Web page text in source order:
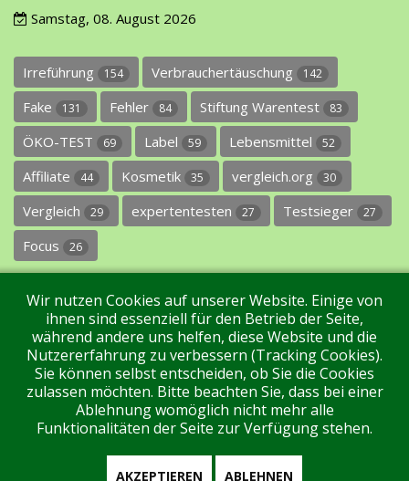
Samstag, 08. August 2026
Irreführung 154 Verbrauchertäuschung 142
Fake 131 Fehler 84 Stiftung Warentest 83
ÖKO-TEST 69 Label 59 Lebensmittel 52
Affiliate 44 Kosmetik 35 vergleich.org 30
Vergleich 29 expertentesten 27 Testsieger 27
Focus 26
Impressum Datenschutz Über uns Kontakt
Tags Unterstützen Sie uns! Login
Wir nutzen Cookies auf unserer Website. Einige von
ihnen sind essenziell für den Betrieb der Seite,
während andere uns helfen, diese Website und die
Nutzererfahrung zu verbessern (Tracking Cookies).
Sie können selbst entscheiden, ob Sie die Cookies
zulassen möchten. Bitte beachten Sie, dass bei einer
Ablehnung womöglich nicht mehr alle
Funktionalitäten der Seite zur Verfügung stehen.
AKZEPTIEREN ABLEHNEN